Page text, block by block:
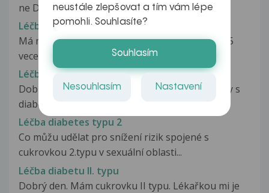
ne Diaprel beru jenom při zvýšeném...
Léčba diabetes typu 2
Má mam cukrovku 20 let picham inzulín ráno 45
vecer 35
Léčba diabetes typu 2
Dobrý den, můj přítel má dlouhodobé problémy s
diabetem 2.typu.Z počátku užíval...
Léčba diabetes typu 2
Co můžu udělat pro snížení rizik spojené s
cukrovkou 2.typu v sexuální oblasti...
Léčba diabetu II. typu
Dobrý den. Mám cukrovku II typu. Lékařkou mi je
neustále zlepšovat a tím vám lépe
pomohli. Souhlasíte?
Souhlasím
Nesouhlasím Nastavení